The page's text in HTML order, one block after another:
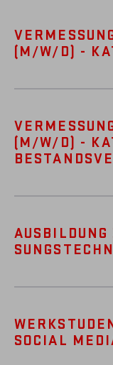
(M/W/D) -
(M/W/D) -
SOCIAL